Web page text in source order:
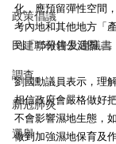
政策倡議
民建聯報告及建議書
調查
新冠肺炎
選舉
化，應預留彈性空間
考內地和其他地方「
到「15分鐘生活圈」。
劉國勳議員表示，理
相信政府會嚴格做好
不會影響濕地生態，
做到加強濕地保育及